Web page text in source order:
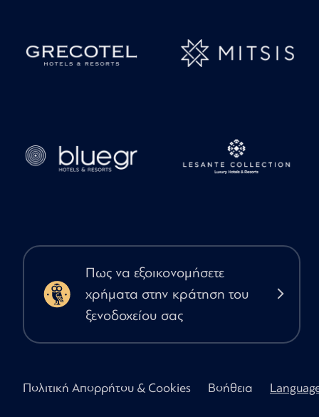
Πως να εξοικονομήσετε
χρήματα στην κράτηση του
ξενοδοχείου σας
Πολιτική Απορρήτου & Cookies Βοήθεια